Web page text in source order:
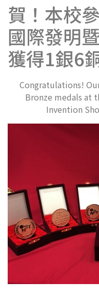
賀！本校
國際發明
獲得1銀6
Congratulations!
Bronze medals at
Invention